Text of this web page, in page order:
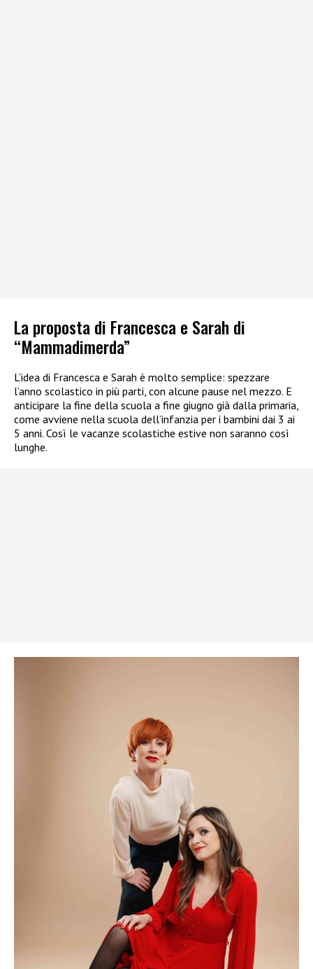
La proposta di Francesca e Sarah di
“Mammadimerda”
L’idea di Francesca e Sarah è molto semplice: spezzare
l’anno scolastico in più parti, con alcune pause nel mezzo. E
anticipare la fine della scuola a fine giugno già dalla primaria,
come avviene nella scuola dell’infanzia per i bambini dai 3 ai
5 anni. Così le vacanze scolastiche estive non saranno così
lunghe.